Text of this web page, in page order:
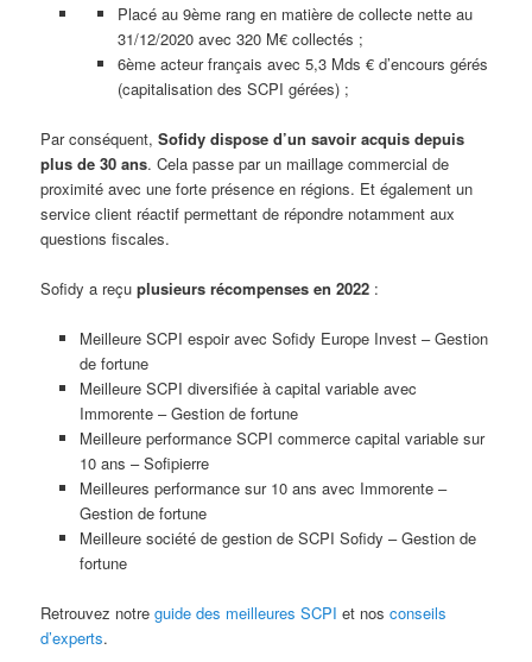
Placé au 9ème rang en matière de collecte nette au
31/12/2020 avec 320 M€ collectés ;
6ème acteur français avec 5,3 Mds € d’encours gérés
(capitalisation des SCPI gérées) ;
Par conséquent,Sofidy dispose d’un savoir acquis depuis
plus de 30 ans. Cela passe par un maillage commercial de
proximité avec une forte présence en régions. Et également un
service client réactif permettant de répondre notamment aux
questions fiscales.
Sofidy a reçuplusieurs récompenses en 2022 :
Meilleure SCPI espoir avec Sofidy Europe Invest – Gestion
de fortune
Meilleure SCPI diversifiée à capital variable avec
Immorente – Gestion de fortune
Meilleure performance SCPI commerce capital variable sur
10 ans – Sofipierre
Meilleures performance sur 10 ans avec Immorente –
Gestion de fortune
Meilleure société de gestion de SCPI Sofidy – Gestion de
fortune
Retrouvez notreguide des meilleures SCPI et nosconseils
d’experts.